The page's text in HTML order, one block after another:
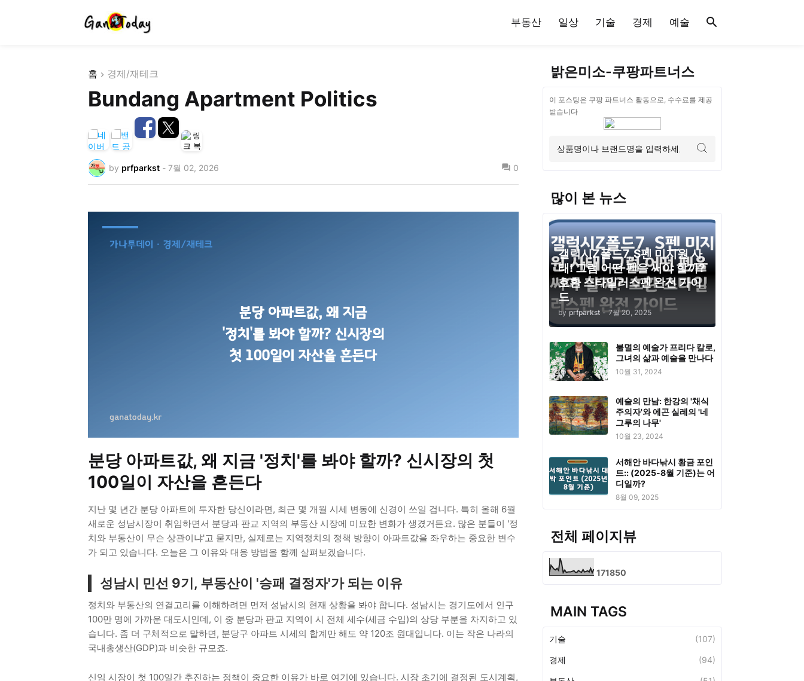
부동산 일상 기술 경제 예술
홈 경제/재테크
Bundang Apartment Politics
by prfparkst - 7월 02, 2026 0
분당 아파트값, 왜 지금 '정치'를 봐야 할까? 신시장의 첫
100일이 자산을 흔든다
지난 몇 년간 분당 아파트에 투자한 당신이라면, 최근 몇 개월 시세 변동에 신경이 쓰일 겁니다. 특히 올해 6월
새로운 성남시장이 취임하면서 분당과 판교 지역의 부동산 시장에 미묘한 변화가 생겼거든요. 많은 분들이 '정
치와 부동산이 무슨 상관이냐'고 묻지만, 실제로는 지역정치의 정책 방향이 아파트값을 좌우하는 중요한 변수
가 되고 있습니다. 오늘은 그 이유와 대응 방법을 함께 살펴보겠습니다.
성남시 민선 9기, 부동산이 '승패 결정자'가 되는 이유
정치와 부동산의 연결고리를 이해하려면 먼저 성남시의 현재 상황을 봐야 합니다. 성남시는 경기도에서 인구
100만 명에 가까운 대도시인데, 이 중 분당과 판교 지역이 시 전체 세수(세금 수입)의 상당 부분을 차지하고 있
습니다. 좀 더 구체적으로 말하면, 분당구 아파트 시세의 합계만 해도 약 120조 원대입니다. 이는 작은 나라의
국내총생산(GDP)과 비슷한 규모죠.
신임 시장이 첫 100일간 추진하는 정책이 중요한 이유가 바로 여기에 있습니다. 시장 초기에 결정된 도시계획,
밝은미소-쿠팡파트너스
이 포스팅은 쿠팡 파트너스 활동으로, 수수료를 제공
받습니다
많이 본 뉴스
갤럭시Z폴드7, S펜 미지원 사
태! 그럼 어떤 펜을 써야 할까?
호환 스타일러스펜 완전 가이
드
by prfparkst - 7월 20, 2025
불멸의 예술가 프리다 칼로,
그녀의 삶과 예술을 만나다
10월 31, 2024
예술의 만남: 한강의 '채식
주의자'와 에곤 실레의 '네
그루의 나무'
10월 23, 2024
서해안 바다낚시 황금 포인
트:: (2025-8월 기준)는 어
디일까?
8월 09, 2025
전체 페이지뷰
171850
MAIN TAGS
기술 (107)
경제 (94)